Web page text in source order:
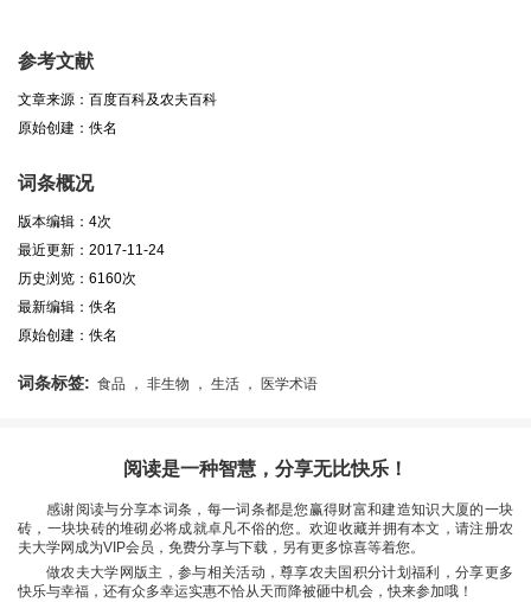
参考文献
文章来源：百度百科及农夫百科
原始创建：佚名
词条概况
版本编辑：4次
最近更新：2017-11-24
历史浏览：6160次
最新编辑：佚名
原始创建：佚名
词条标签: 食品 ， 非生物 ， 生活 ， 医学术语
阅读是一种智慧，分享无比快乐！
感谢阅读与分享本词条，每一词条都是您赢得财富和建造知识大厦的一块
砖，一块块砖的堆砌必将成就卓凡不俗的您。欢迎收藏并拥有本文，请注册农
夫大学网成为VIP会员，免费分享与下载，另有更多惊喜等着您。
做农夫大学网版主，参与相关活动，尊享农夫国积分计划福利，分享更多
快乐与幸福，还有众多幸运实惠不恰从天而降被砸中机会，快来参加哦！